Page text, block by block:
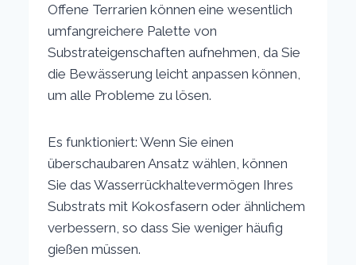
Offene Terrarien können eine wesentlich
umfangreichere Palette von
Substrateigenschaften aufnehmen, da Sie
die Bewässerung leicht anpassen können,
um alle Probleme zu lösen.
Es funktioniert: Wenn Sie einen
überschaubaren Ansatz wählen, können
Sie das Wasserrückhaltevermögen Ihres
Substrats mit Kokosfasern oder ähnlichem
verbessern, so dass Sie weniger häufig
gießen müssen.